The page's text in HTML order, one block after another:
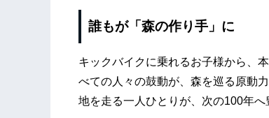
誰もが「森の作り手」に
キックバイクに乗れるお子様から、
べての人々の鼓動が、森を巡る原動
地を走る一人ひとりが、次の100年